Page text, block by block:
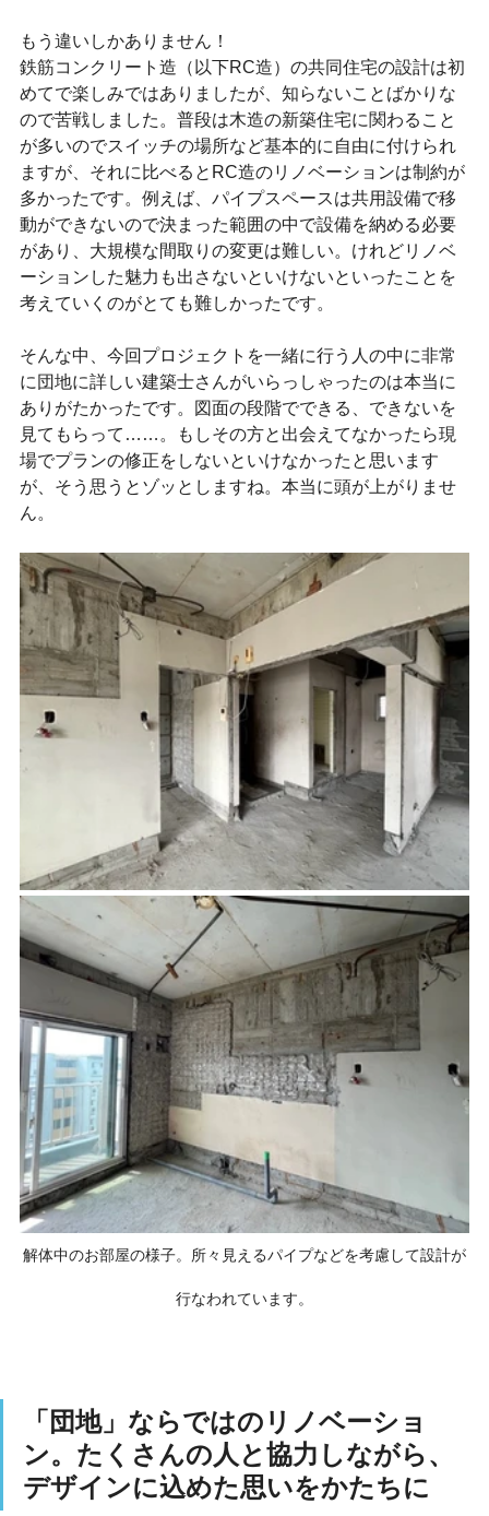
もう違いしかありません！
鉄筋コンクリート造（以下RC造）の共同住宅の設計は初
めてで楽しみではありましたが、知らないことばかりな
ので苦戦しました。普段は木造の新築住宅に関わること
が多いのでスイッチの場所など基本的に自由に付けられ
ますが、それに比べるとRC造のリノベーションは制約が
多かったです。例えば、パイプスペースは共用設備で移
動ができないので決まった範囲の中で設備を納める必要
があり、大規模な間取りの変更は難しい。けれどリノベ
ーションした魅力も出さないといけないといったことを
考えていくのがとても難しかったです。
そんな中、今回プロジェクトを一緒に行う人の中に非常
に団地に詳しい建築士さんがいらっしゃったのは本当に
ありがたかったです。図面の段階でできる、できないを
見てもらって……。もしその方と出会えてなかったら現
場でプランの修正をしないといけなかったと思います
が、そう思うとゾッとしますね。本当に頭が上がりませ
ん。
解体中のお部屋の様子。所々見えるパイプなどを考慮して設計が
行なわれています。
「団地」ならではのリノベーショ
ン。たくさんの人と協力しながら、
デザインに込めた思いをかたちに